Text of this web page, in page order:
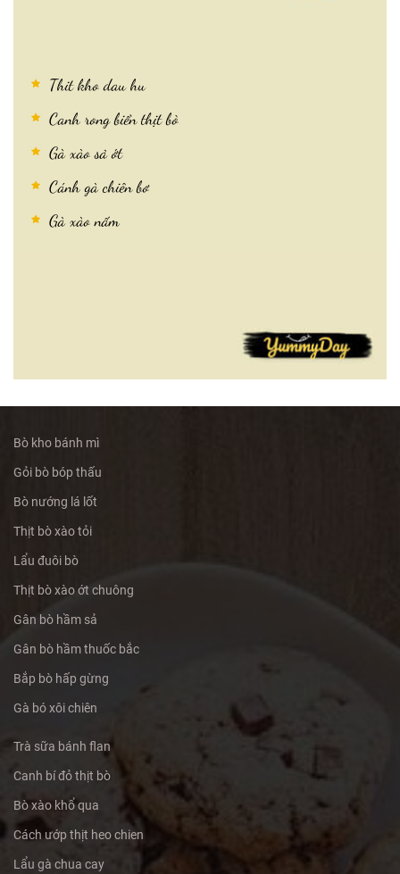
Thit kho dau hu
Canh rong biển thịt bò
Gà xào sả ớt
Cánh gà chiên bơ
Gà xào nấm
Bò kho bánh mì
Gỏi bò bóp thấu
Bò nướng lá lốt
Thịt bò xào tỏi
Lẩu đuôi bò
Thịt bò xào ớt chuông
Gân bò hầm sả
Gân bò hầm thuốc bắc
Bắp bò hấp gừng
Gà bó xôi chiên
Trà sữa bánh flan
Canh bí đỏ thịt bò
Bò xào khổ qua
Cách ướp thịt heo chien
Lẩu gà chua cay